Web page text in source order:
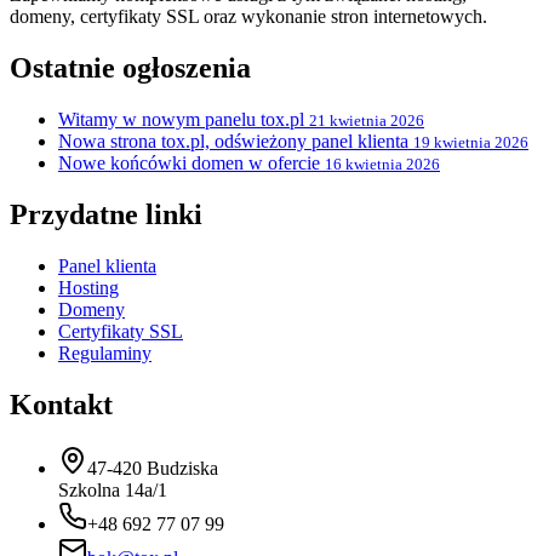
domeny, certyfikaty SSL oraz wykonanie stron internetowych.
Ostatnie ogłoszenia
Witamy w nowym panelu tox.pl 21 kwietnia 2026
Nowa strona tox.pl, odświeżony panel klienta 19 kwietnia 2026
Nowe końcówki domen w ofercie 16 kwietnia 2026
Przydatne linki
Panel klienta
Hosting
Domeny
Certyfikaty SSL
Regulaminy
Kontakt
47-420 Budziska
Szkolna 14a/1
+48 692 77 07 99